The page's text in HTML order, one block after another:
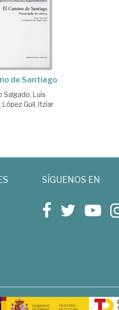
de Santiago
Salgado, Luís
; López Guil, Itzíar
SÍGUENOS EN